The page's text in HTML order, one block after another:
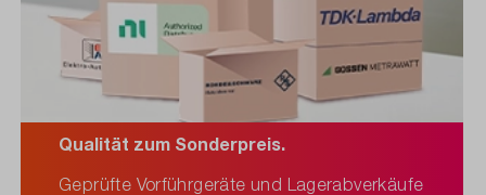
Qualität zum Sonderpreis.
Geprüfte Vorführgeräte und Lagerabverkäufe